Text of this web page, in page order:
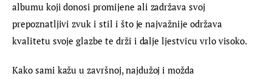
albumu koji donosi promijene ali zadržava svoj
prepoznatljivi zvuk i stil i što je najvažnije održava
kvalitetu svoje glazbe te drži i dalje ljestvicu vrlo visoko.
Kako sami kažu u završnoj, najdužoj i možda